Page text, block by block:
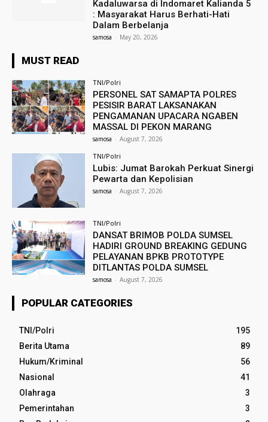
Kadaluwarsa di Indomaret Kalianda 5
: Masyarakat Harus Berhati-Hati
Dalam Berbelanja
samosa - May 20, 2026
MUST READ
TNI/Polri
PERSONEL SAT SAMAPTA POLRES
PESISIR BARAT LAKSANAKAN
PENGAMANAN UPACARA NGABEN
MASSAL DI PEKON MARANG
samosa - August 7, 2026
TNI/Polri
Lubis: Jumat Barokah Perkuat Sinergi
Pewarta dan Kepolisian
samosa - August 7, 2026
TNI/Polri
DANSAT BRIMOB POLDA SUMSEL
HADIRI GROUND BREAKING GEDUNG
PELAYANAN BPKB PROTOTYPE
DITLANTAS POLDA SUMSEL
samosa - August 7, 2026
POPULAR CATEGORIES
TNI/Polri
195
Berita Utama
89
Hukum/Kriminal
56
Nasional
41
Olahraga
3
Pemerintahan
3